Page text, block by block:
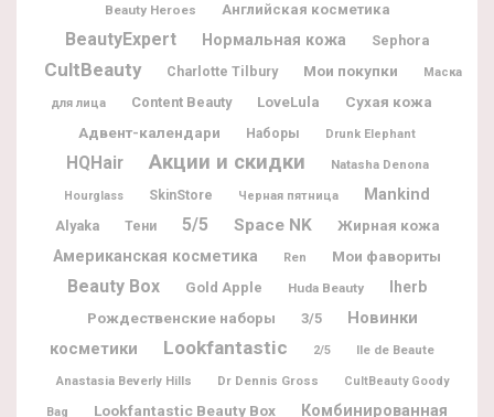
Beauty Heroes
Английская косметика
BeautyExpert Нормальная кожа Sephora
CultBeauty Charlotte Tilbury Мои покупки Маска
для лица Content Beauty LoveLula Сухая кожа
Адвент-календари Наборы Drunk Elephant
HQHair Акции и скидки Natasha Denona
Hourglass SkinStore Черная пятница Mankind
Alyaka Тени 5/5 Space NK
Жирная кожа
Американская косметика
Ren Мои фавориты
Beauty Box Gold Apple Huda Beauty
Iherb
Рождественские наборы
3/5
Новинки
косметики
Lookfantastic 2/5 Ile de Beaute
Anastasia Beverly Hills Dr Dennis Gross CultBeauty Goody
Bag Lookfantastic Beauty Box
Комбинированная